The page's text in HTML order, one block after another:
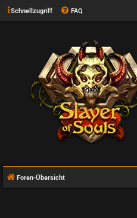
Schnellzugriff FAQ
Foren-Übersicht